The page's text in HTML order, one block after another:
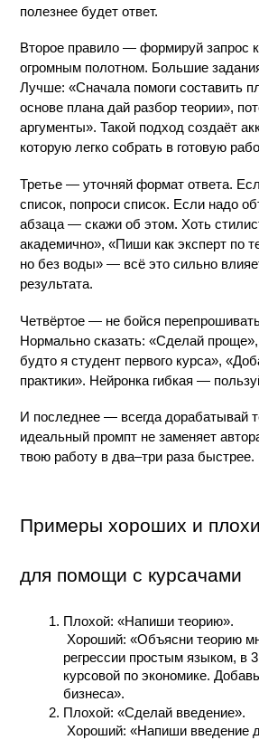
полезнее будет ответ.
Второе правило — формируй запрос
огромным полотном. Большие
Лучше: «Сначала помоги составить
основе плана дай разбор теории»,
аргументы». Такой подход создаёт
которую легко собрать в готовую
Третье — уточняй формат ответа.
список, попроси список. Если надо
абзаца — скажи об этом. Хоть
академично», «Пиши как эксперт по
но без воды» — всё это сильно
результата.
Четвёртое — не бойся
Нормально сказать: «Сделай
будто я студент первого курса»,
практики». Нейронка гибкая —
И последнее — всегда дорабатывай
идеальный промпт не заменяет
твою работу в два–три раза быстрее.
Примеры хороших и
для помощи с курсачами
Плохой: «Напиши теорию».
Хороший: «Объясни теорию множественной
регрессии простым языком, в
курсовой по экономике.
бизнеса».
Плохой: «Сделай введение».
Хороший: «Напиши введение для курсовой по